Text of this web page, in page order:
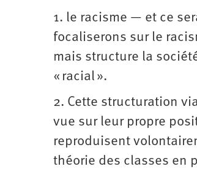
1. le racisme — et ce
focaliserons sur le
mais structure la
« racial ».
2. Cette structuration
vue sur leur propre
reproduisent
théorie des classes en